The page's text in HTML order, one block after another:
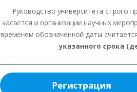
Руководство университета строго
касается и организации научных
временем обозначенной даты
указанного срока
Регистрация